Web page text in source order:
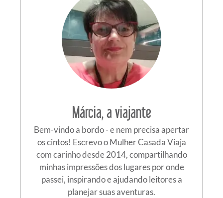
Márcia, a viajante
Bem-vindo a bordo - e nem precisa apertar
os cintos! Escrevo o Mulher Casada Viaja
com carinho desde 2014, compartilhando
minhas impressões dos lugares por onde
passei, inspirando e ajudando leitores a
planejar suas aventuras.